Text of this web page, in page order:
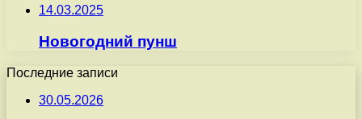
14.03.2025
Новогодний пунш
Последние записи
30.05.2026